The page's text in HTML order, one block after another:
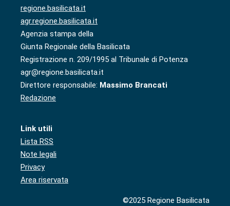
regione.basilicata.it
agr.regione.basilicata.it
Agenzia stampa della
Giunta Regionale della Basilicata
Registrazione n. 209/1995 al Tribunale di Potenza
agr@regione.basilicata.it
Direttore responsabile: Massimo Brancati
Redazione
Link utili
Lista RSS
Note legali
Privacy
Area riservata
©2025 Regione Basilicata